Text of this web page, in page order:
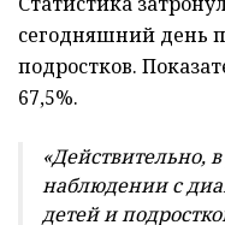
сегодняшний день
подростков.
67,5%.
«Действительно,
наблюдении с
детей и